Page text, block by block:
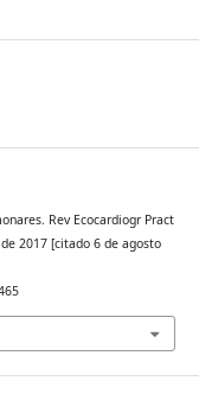
Rev Ecocardiogr Pract
2017 [citado 6 de agosto